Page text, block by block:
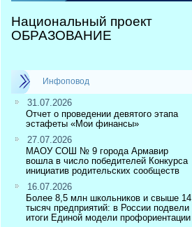
Национальный проект
ОБРАЗОВАНИЕ
Инфоповод
31.07.2026
Отчет о проведении девятого этапа
эстафеты «Мои финансы»
27.07.2026
МАОУ СОШ № 9 города Армавир
вошла в число победителей Конкурса
инициатив родительских сообществ
16.07.2026
Более 8,5 млн школьников и свыше 14
тысяч предприятий: в России подвели
итоги Единой модели профориентации